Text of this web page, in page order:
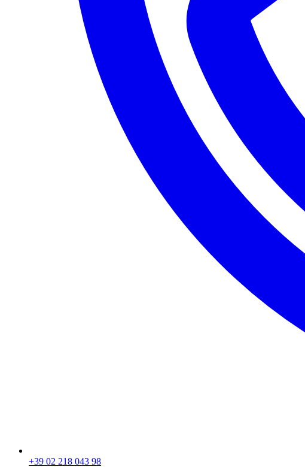
+39 02 218 043 98